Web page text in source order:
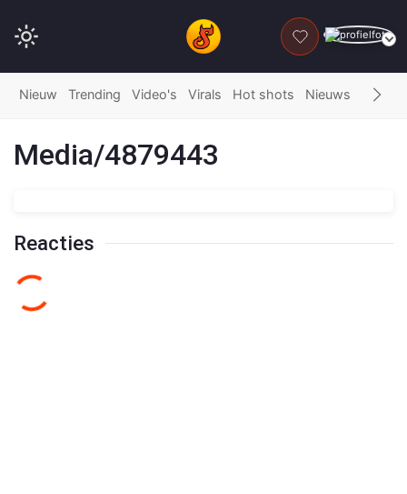
DONEER
Nieuw Trending Video's Virals Hot shots Nieuws Fails
Media/4879443
Reacties